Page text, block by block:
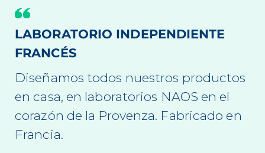
LABORATORIO INDEPENDIENTE
FRANCÉS
Diseñamos todos nuestros productos
en casa, en laboratorios NAOS en el
corazón de la Provenza. Fabricado en
Francia.